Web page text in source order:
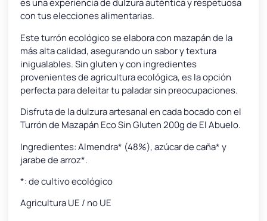
es una experiencia de dulzura auténtica y respetuosa
con tus elecciones alimentarias.
Este turrón ecológico se elabora con mazapán de la
más alta calidad, asegurando un sabor y textura
inigualables. Sin gluten y con ingredientes
provenientes de agricultura ecológica, es la opción
perfecta para deleitar tu paladar sin preocupaciones.
Disfruta de la dulzura artesanal en cada bocado con el
Turrón de Mazapán Eco Sin Gluten 200g de El Abuelo.
Ingredientes: Almendra* (48%), azúcar de caña* y
jarabe de arroz*.
*: de cultivo ecológico
Agricultura UE / no UE